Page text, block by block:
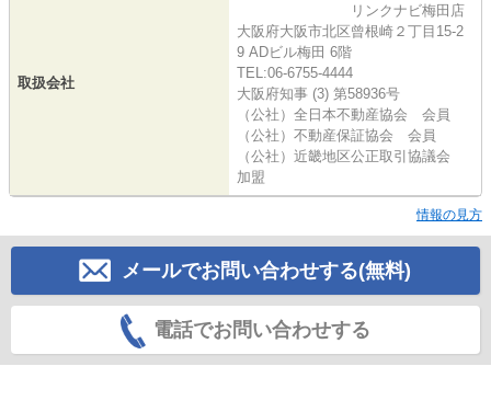
取扱会社
リンクナビ梅田店
大阪府大阪市北区曾根崎２丁目15-2
9 ADビル梅田 6階
TEL:06-6755-4444
大阪府知事 (3) 第58936号
（公社）全日本不動産協会 会員
（公社）不動産保証協会 会員
（公社）近畿地区公正取引協議会
加盟
情報の見方
メールでお問い合わせする(無料)
電話でお問い合わせする